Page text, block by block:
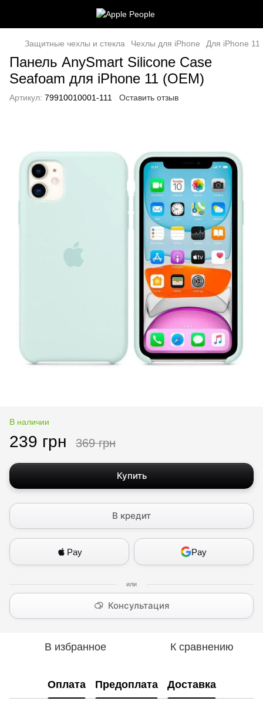
Защитные чехлы и стекла Чехлы для iPhone Для iPhone 11
Панель AnySmart Silicone Case
Seafoam для iPhone 11 (OEM)
Артикул: 79910010001-111 Оставить отзыв
В наличии
239 грн 369 грн
Купить
В кредит
Pay Pay
Консультация
В избранное К сравнению
Оплата Предоплата Доставка